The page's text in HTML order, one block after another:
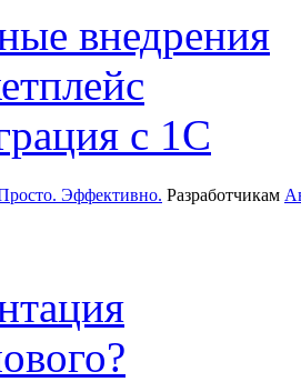
внедрения
с 1С
Разработчикам